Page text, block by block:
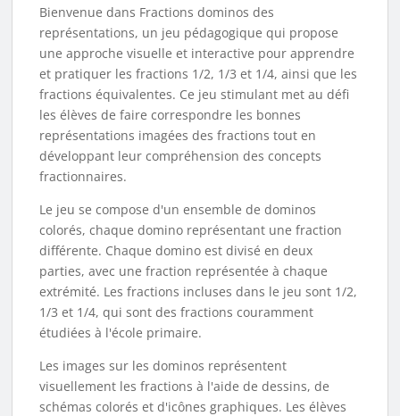
Bienvenue dans Fractions dominos des
représentations, un jeu pédagogique qui propose
une approche visuelle et interactive pour apprendre
et pratiquer les fractions 1/2, 1/3 et 1/4, ainsi que les
fractions équivalentes. Ce jeu stimulant met au défi
les élèves de faire correspondre les bonnes
représentations imagées des fractions tout en
développant leur compréhension des concepts
fractionnaires.
Le jeu se compose d'un ensemble de dominos
colorés, chaque domino représentant une fraction
différente. Chaque domino est divisé en deux
parties, avec une fraction représentée à chaque
extrémité. Les fractions incluses dans le jeu sont 1/2,
1/3 et 1/4, qui sont des fractions couramment
étudiées à l'école primaire.
Les images sur les dominos représentent
visuellement les fractions à l'aide de dessins, de
schémas colorés et d'icônes graphiques. Les élèves